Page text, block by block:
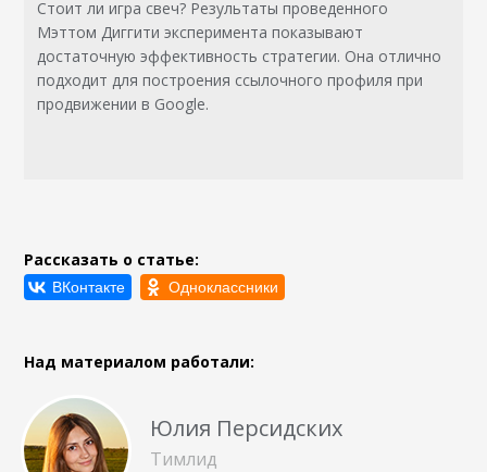
Стоит ли игра свеч? Результаты проведенного
Мэттом Диггити эксперимента показывают
достаточную эффективность стратегии. Она отлично
подходит для построения ссылочного профиля при
продвижении в Google.
Рассказать о статье:
Над материалом работали:
Юлия Персидских
Тимлид